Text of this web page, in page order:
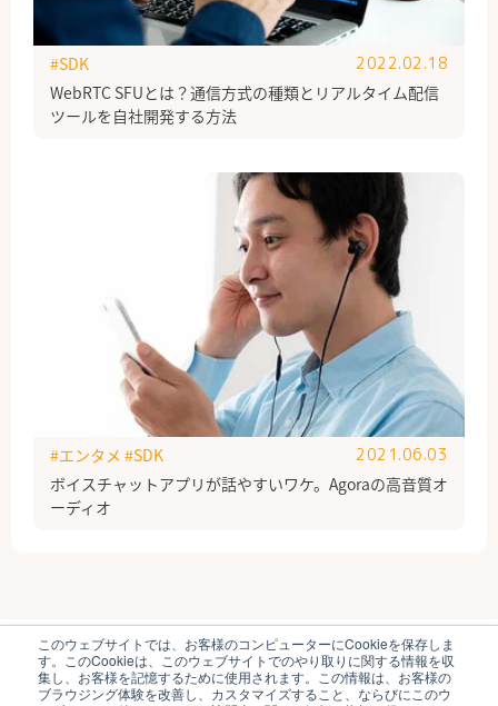
このウェブサイトでは、お客様のコンピューターにCookieを保存しま
す。このCookieは、このウェブサイトでのやり取りに関する情報を収
集し、お客様を記憶するために使用されます。この情報は、お客様の
ブラウジング体験を改善し、カスタマイズすること、ならびにこのウ
WebRTC SFUとは？通信方式の種類とリアルタイム配信
ツールを自社開発する方法
#SDK 2022.02.18
ボイスチャットアプリが話やすいワケ。Agoraの高音質オ
ーディオ
#エンタメ #SDK 2021.06.03
ブイキューブのはたらく研究部とは 運営会社
個人情報保護方針 各種お問い合わせ